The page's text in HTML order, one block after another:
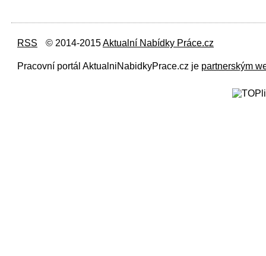
RSS © 2014-2015Aktualní Nabídky Práce.cz
Pracovní portál AktualniNabidkyPrace.cz je partnerským